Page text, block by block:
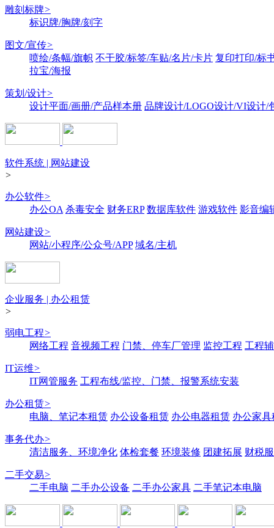
雕刻标牌>
标识牌/胸牌/刻字
图文/宣传>
喷绘/条幅/旗帜 不干胶/标签/车贴/名片/卡片 复印打印/标
拉宝/海报
策划/设计>
设计平面/画册/产品样本册 品牌设计/LOGO设计/VI设计/
软件系统 | 网站建设
>
办公软件>
办公OA 杀毒安全 财务ERP 数据库软件 游戏软件 影音编
网站建设>
网站/小程序/公众号/APP 域名/主机
企业服务 | 办公租赁
>
弱电工程>
网络工程 音视频工程 门禁、停车厂管理 监控工程 工程
IT运维>
IT网管服务 工程布线/监控、门禁、报警系统安装
办公租赁>
电脑、笔记本租赁 办公设备租赁 办公电器租赁 办公家具
事务代办>
清洁服务、环境净化 体检套餐 环境装修 团建拓展 财税
二手交易>
二手电脑 二手办公设备 二手办公家具 二手笔记本电脑